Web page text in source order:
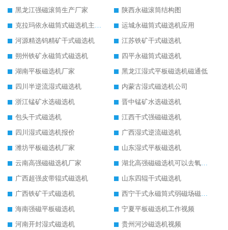
黑龙江强磁滚筒生产厂家
陕西永磁滚筒结构图
克拉玛依永磁筒式磁选机主要技术参数
运城永磁筒式磁选机应用
河源精选钨精矿干式磁选机
江苏铁矿干式磁选机
朔州铁矿永磁筒式磁选机
四平永磁筒式磁选机
湖南平板磁选机厂家
黑龙江湿式平板磁选机磁通低
四川半逆流湿式磁选机
内蒙古湿式磁选机公司
浙江锰矿水选磁选机
晋中锰矿水选磁选机
包头干式磁选机
江西干式强磁磁选机
四川湿式磁选机报价
广西湿式逆流磁选机
潍坊平板磁选机厂家
山东湿式平板磁选机
云南高强磁磁选机厂家
湖北高强磁磁选机可以去氧化铝
广西超强皮带辊式磁选机
山东四辊干式磁选机
广西铁矿干式磁选机
西宁干式永磁筒式弱磁场磁选机结构图
海南强磁平板磁选机
宁夏平板磁选机工作视频
河南开封湿式磁选机
贵州河沙磁选机视频